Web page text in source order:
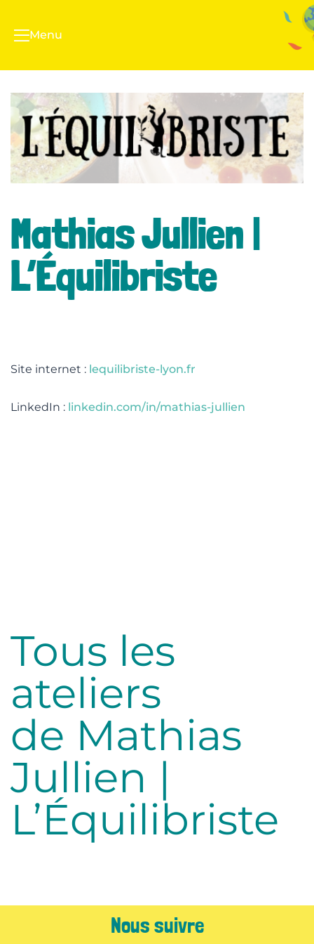
Menu
Mathias Jullien |
L’Équilibriste
Site internet : lequilibriste-lyon.fr
LinkedIn : linkedin.com/in/mathias-jullien
Tous les
ateliers
de Mathias
Jullien |
L’Équilibriste
Nous suivre